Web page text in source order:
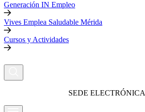
Generación IN Empleo
Vives Emplea Saludable Mérida
Cursos y Actividades
SEDE ELECTRÓNICA